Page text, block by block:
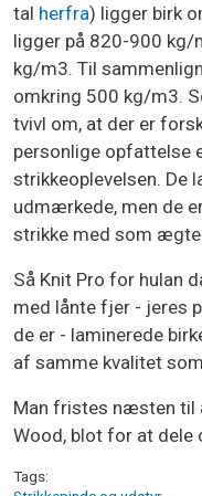
tal herfra) ligger birk
ligger på 820-900 kg/
kg/m3. Til
omkring 500 kg/m3.
tvivl om, at der er
personlige opfattelse
strikkeoplevelsen. De
udmærkede, men de
strikke med som
Så Knit Pro for hulan
med lånte fjer - jeres
de er - laminerede
af samme kvalitet
Man fristes næsten til
Wood, blot for at dele
Tags